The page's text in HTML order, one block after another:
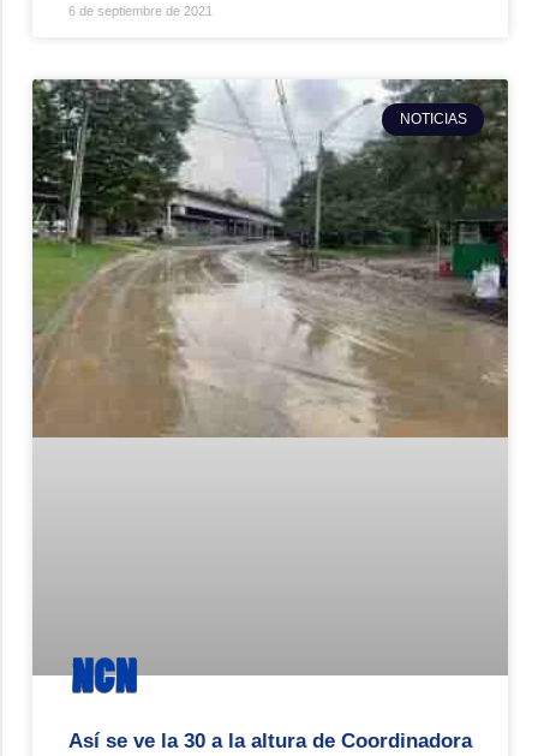
6 de septiembre de 2021
NOTICIAS
Así se ve la 30 a la altura de Coordinadora